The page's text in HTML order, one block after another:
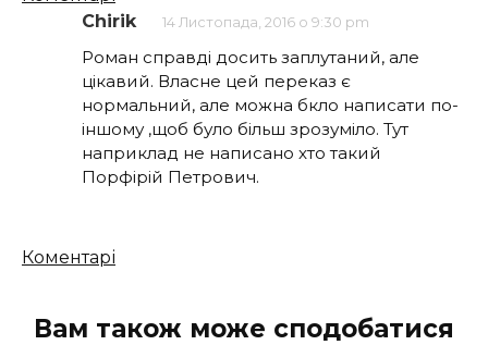
коментарів
Chirik
14 Листопада, 2016 о 9:30 pm
Роман справді досить заплутаний, але
цікавий. Власне цей переказ є
нормальний, але можна бкло написати по-
іншому ,щоб було більш зрозуміло. Тут
наприклад не написано хто такий
Порфірій Петрович.
Кількість
Коментарі
Вам також може сподобатися